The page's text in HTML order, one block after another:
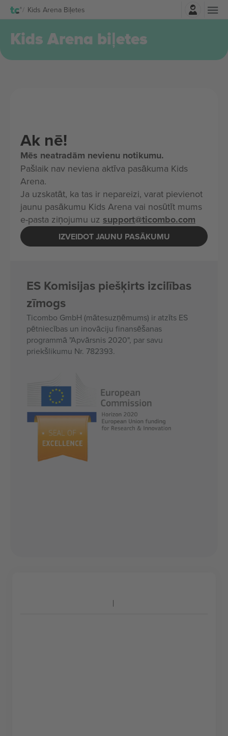
Kids Arena Biļetes
Kids Arena biļetes
Ak nē!
Mēs neatradām nevienu notikumu.
Pašlaik nav neviena aktīva pasākuma Kids
Arena.
Ja uzskatāt, ka tas ir nepareizi, varat pievienot
jaunu pasākumu Kids Arena vai nosūtīt mums
e-pasta ziņojumu uz support@ticombo.com
IZVEIDOT JAUNU PASĀKUMU
ES Komisijas piešķirts izcilības
zīmogs
Ticombo GmbH (mātesuzņēmums) ir atzīts ES
pētniecības un inovāciju finansēšanas
programmā "Apvārsnis 2020", par savu
priekšlikumu Nr. 782393.